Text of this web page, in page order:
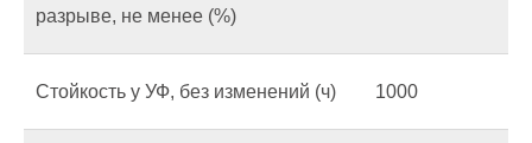
разрыве, не менее (%)
Стойкость у УФ, без изменений (ч) 1000